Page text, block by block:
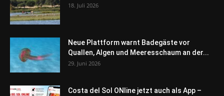
18. Juli 2026
Neue Plattform warnt Badegäste vor
Quallen, Algen und Meeresschaum an der...
29. Juni 2026
Costa del Sol ONline jetzt auch als App –